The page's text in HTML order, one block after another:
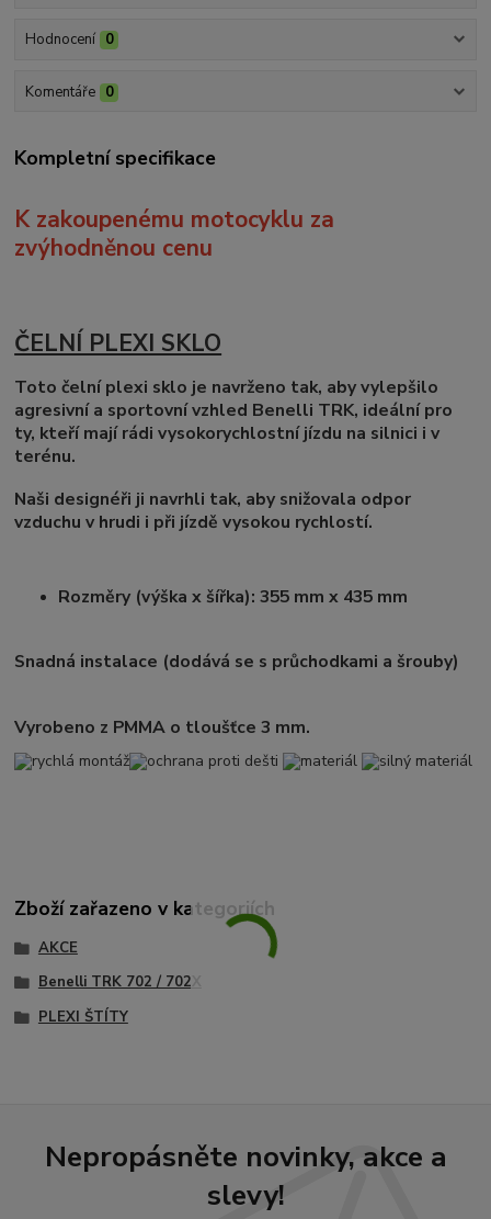
Hodnocení 0
Komentáře 0
Kompletní specifikace
K zakoupenému motocyklu za
zvýhodněnou cenu
ČELNÍ PLEXI SKLO
Toto čelní plexi sklo je navrženo tak, aby vylepšilo
agresivní a sportovní vzhled Benelli TRK, ideální pro
ty, kteří mají rádi vysokorychlostní jízdu na silnici i v
terénu.
Naši designéři ji navrhli tak, aby snižovala odpor
vzduchu v hrudi i při jízdě vysokou rychlostí.
Rozměry (výška x šířka): 355 mm x 435 mm
Snadná instalace (dodává se s průchodkami a šrouby)
Vyrobeno z PMMA o tloušťce 3 mm.
rychlá montáž ochrana proti dešti materiál silný materiál
Zboží zařazeno v kategoriích
AKCE
Benelli TRK 702 / 702X
PLEXI ŠTÍTY
Nepropásněte novinky, akce a
slevy!